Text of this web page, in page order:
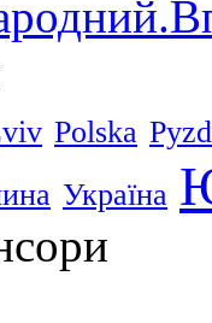
Polska
Україна